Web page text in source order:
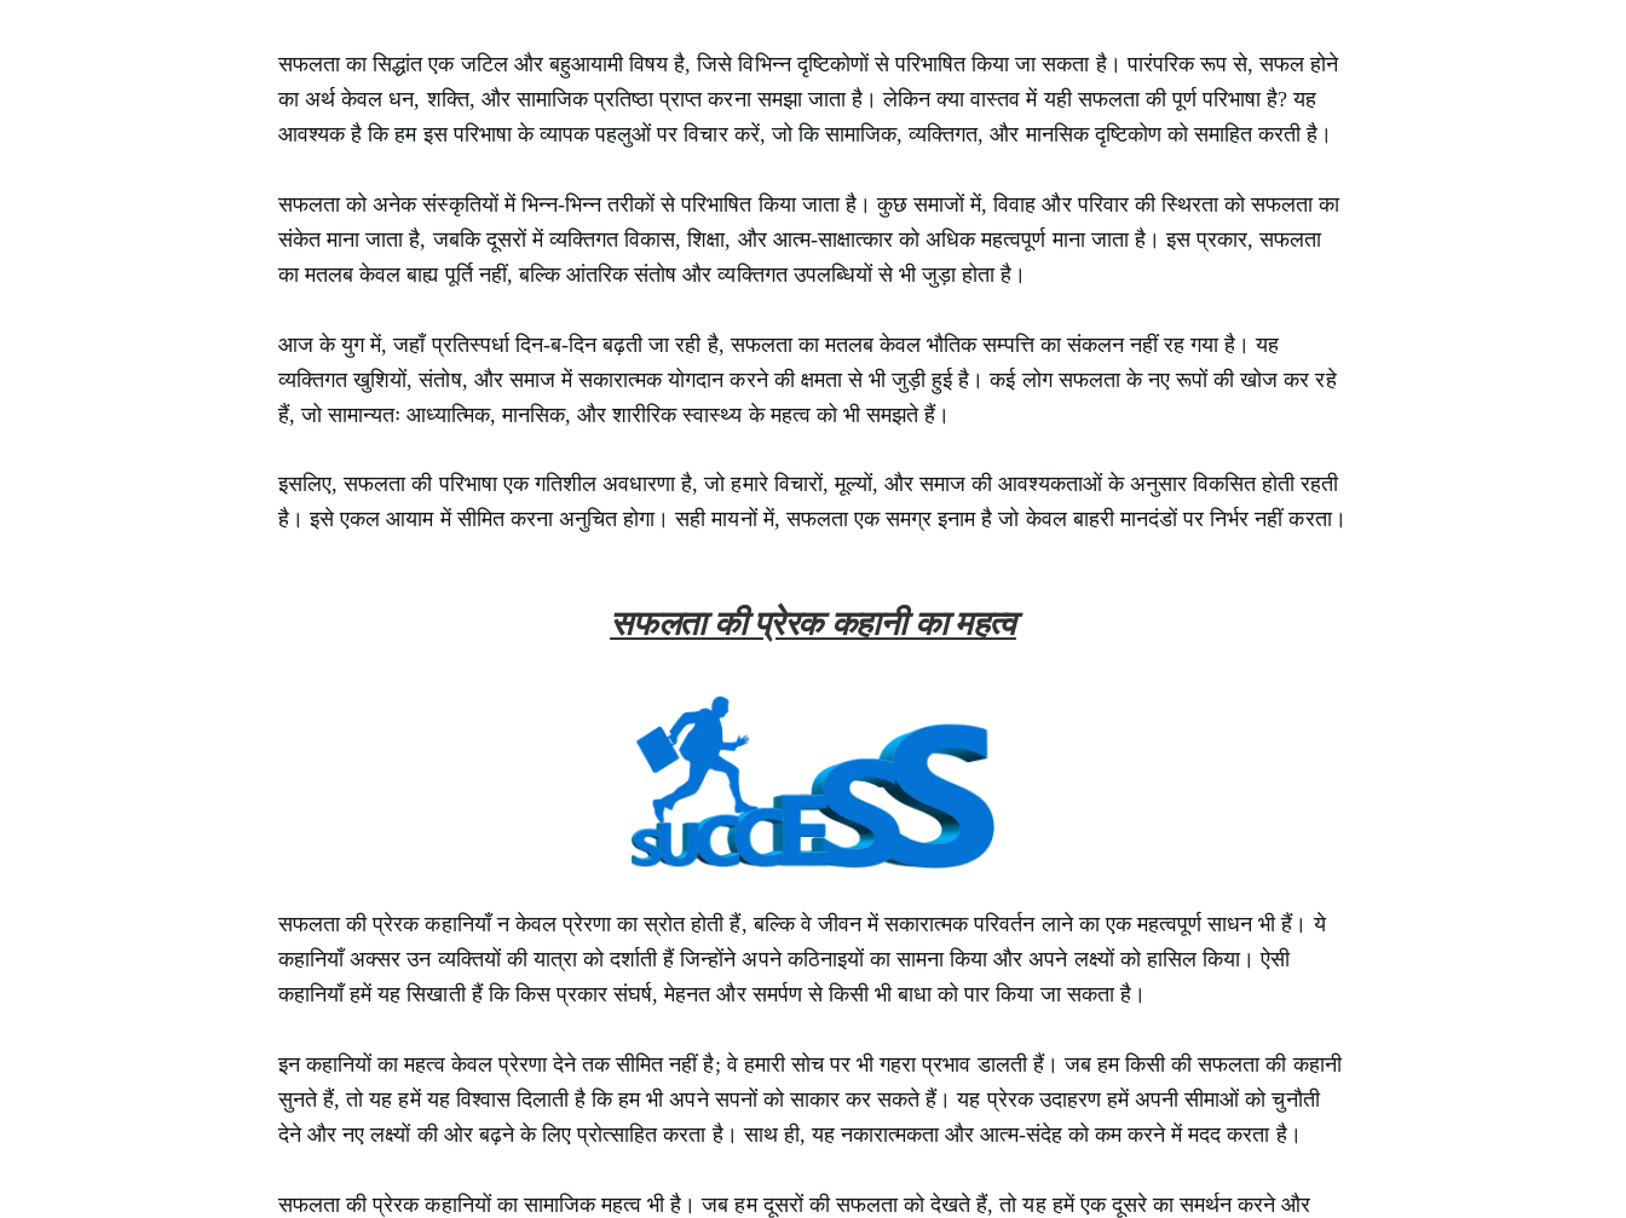
सफलता का सिद्धांत एक जटिल और बहुआयामी विषय है, जिसे विभिन्न दृष्टिकोणों से परिभाषित किया जा सकता है। पारंपरिक रूप से, सफल होने
का अर्थ केवल धन, शक्ति, और सामाजिक प्रतिष्ठा प्राप्त करना समझा जाता है। लेकिन क्या वास्तव में यही सफलता की पूर्ण परिभाषा है? यह
आवश्यक है कि हम इस परिभाषा के व्यापक पहलुओं पर विचार करें, जो कि सामाजिक, व्यक्तिगत, और मानसिक दृष्टिकोण को समाहित करती है।
सफलता को अनेक संस्कृतियों में भिन्न-भिन्न तरीकों से परिभाषित किया जाता है। कुछ समाजों में, विवाह और परिवार की स्थिरता को सफलता का
संकेत माना जाता है, जबकि दूसरों में व्यक्तिगत विकास, शिक्षा, और आत्म-साक्षात्कार को अधिक महत्वपूर्ण माना जाता है। इस प्रकार, सफलता
का मतलब केवल बाह्य पूर्ति नहीं, बल्कि आंतरिक संतोष और व्यक्तिगत उपलब्धियों से भी जुड़ा होता है।
आज के युग में, जहाँ प्रतिस्पर्धा दिन-ब-दिन बढ़ती जा रही है, सफलता का मतलब केवल भौतिक सम्पत्ति का संकलन नहीं रह गया है। यह
व्यक्तिगत खुशियों, संतोष, और समाज में सकारात्मक योगदान करने की क्षमता से भी जुड़ी हुई है। कई लोग सफलता के नए रूपों की खोज कर रहे
हैं, जो सामान्यतः आध्यात्मिक, मानसिक, और शारीरिक स्वास्थ्य के महत्व को भी समझते हैं।
इसलिए, सफलता की परिभाषा एक गतिशील अवधारणा है, जो हमारे विचारों, मूल्यों, और समाज की आवश्यकताओं के अनुसार विकसित होती रहती
है। इसे एकल आयाम में सीमित करना अनुचित होगा। सही मायनों में, सफलता एक समग्र इनाम है जो केवल बाहरी मानदंडों पर निर्भर नहीं करता।
सफलता की प्रेरक कहानी का महत्व
सफलता की प्रेरक कहानियाँ न केवल प्रेरणा का स्रोत होती हैं, बल्कि वे जीवन में सकारात्मक परिवर्तन लाने का एक महत्वपूर्ण साधन भी हैं। ये
कहानियाँ अक्सर उन व्यक्तियों की यात्रा को दर्शाती हैं जिन्होंने अपने कठिनाइयों का सामना किया और अपने लक्ष्यों को हासिल किया। ऐसी
कहानियाँ हमें यह सिखाती हैं कि किस प्रकार संघर्ष, मेहनत और समर्पण से किसी भी बाधा को पार किया जा सकता है।
इन कहानियों का महत्व केवल प्रेरणा देने तक सीमित नहीं है; वे हमारी सोच पर भी गहरा प्रभाव डालती हैं। जब हम किसी की सफलता की कहानी
सुनते हैं, तो यह हमें यह विश्वास दिलाती है कि हम भी अपने सपनों को साकार कर सकते हैं। यह प्रेरक उदाहरण हमें अपनी सीमाओं को चुनौती
देने और नए लक्ष्यों की ओर बढ़ने के लिए प्रोत्साहित करता है। साथ ही, यह नकारात्मकता और आत्म-संदेह को कम करने में मदद करता है।
सफलता की प्रेरक कहानियों का सामाजिक महत्व भी है। जब हम दूसरों की सफलता को देखते हैं, तो यह हमें एक दूसरे का समर्थन करने और